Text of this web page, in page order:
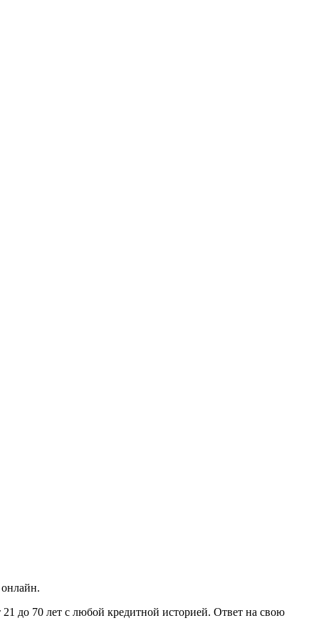
до 70 лет с любой кредитной историей. Ответ на свою